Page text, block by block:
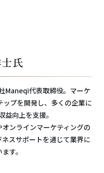
氏
Maneqi代表取締役。マーケ
ップを開発し、多くの企業に
益向上を支援。
ンラインマーケティングの
スサポートを通じて業界に
す。